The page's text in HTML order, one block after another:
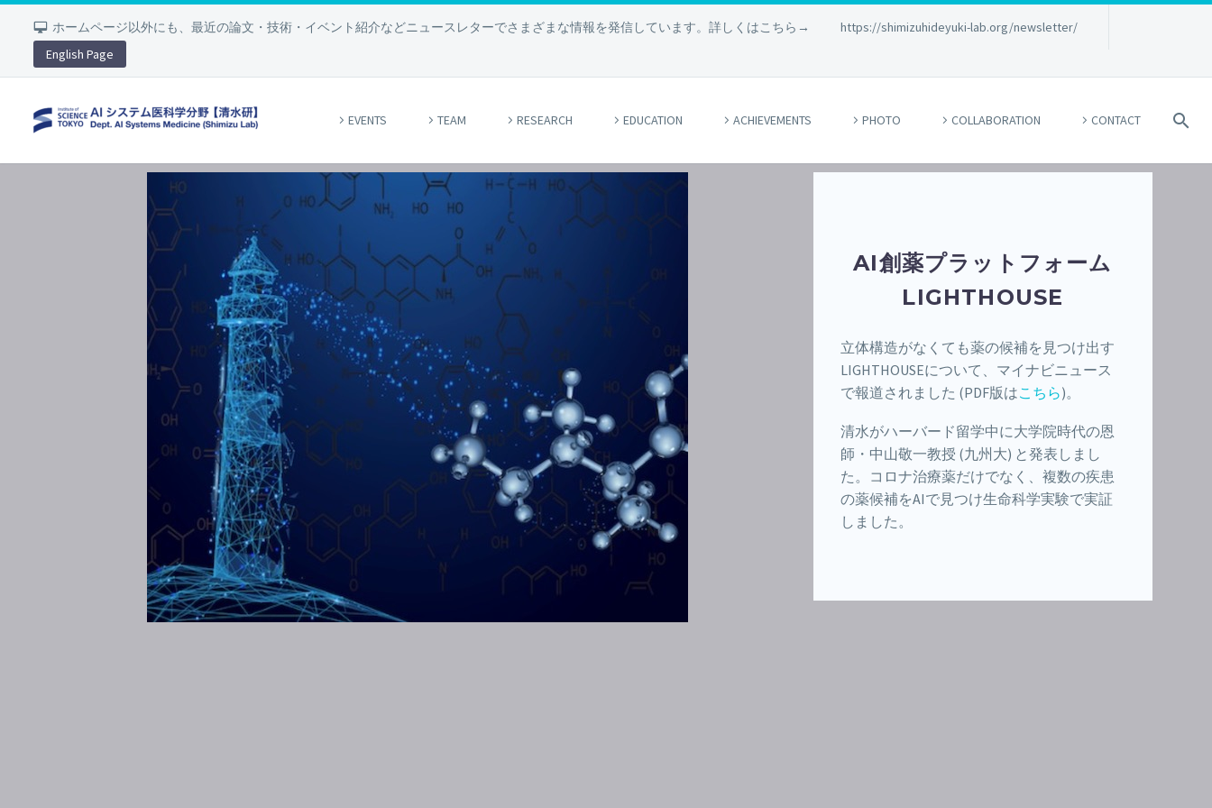
ホームページ以外にも、最近の論文・技術・イベント紹介などニュースレターでさまざまな情報を発信しています。詳しくはこちら→
https://shimizuhideyuki-lab.org/newsletter/
English Page
EVENTS TEAM RESEARCH EDUCATION ACHIEVEMENTS PHOTO COLLABORATION CONTACT
AI創薬プラットフォーム
LIGHTHOUSE
立体構造がなくても薬の候補を見つけ出す
LIGHTHOUSEについて、マイナビニュース
で報道されました (PDF版はこちら)。
清水がハーバード留学中に大学院時代の恩
師・中山敬一教授 (九州大) と発表しまし
た。コロナ治療薬だけでなく、複数の疾患
の薬候補をAIで見つけ生命科学実験で実証
しました。